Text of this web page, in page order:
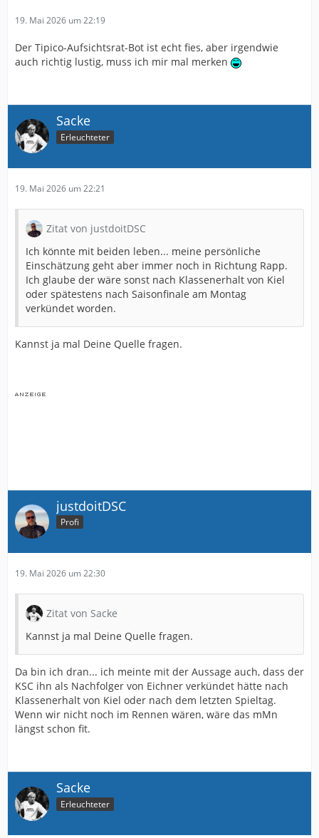
19. Mai 2026 um 22:19
Der Tipico-Aufsichtsrat-Bot ist echt fies, aber irgendwie
auch richtig lustig, muss ich mir mal merken
Sacke
Erleuchteter
19. Mai 2026 um 22:21
Zitat von justdoitDSC
Ich könnte mit beiden leben... meine persönliche
Einschätzung geht aber immer noch in Richtung Rapp.
Ich glaube der wäre sonst nach Klassenerhalt von Kiel
oder spätestens nach Saisonfinale am Montag
verkündet worden.
Kannst ja mal Deine Quelle fragen.
justdoitDSC
Profi
19. Mai 2026 um 22:30
Zitat von Sacke
Kannst ja mal Deine Quelle fragen.
Da bin ich dran... ich meinte mit der Aussage auch, dass der
KSC ihn als Nachfolger von Eichner verkündet hätte nach
Klassenerhalt von Kiel oder nach dem letzten Spieltag.
Wenn wir nicht noch im Rennen wären, wäre das mMn
längst schon fit.
Sacke
Erleuchteter